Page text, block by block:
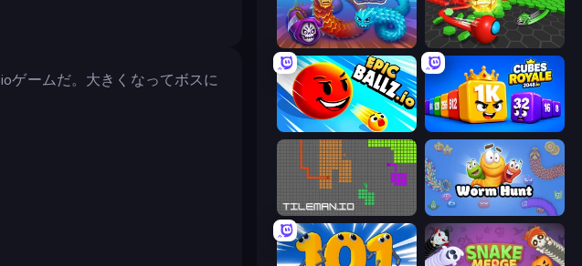
ゲームだ。大きくなってボスに
Worms.Zone Hexanaut.io
EpicBallz.io Cubes 2048 Royale
TileMan.io Worm Hunt